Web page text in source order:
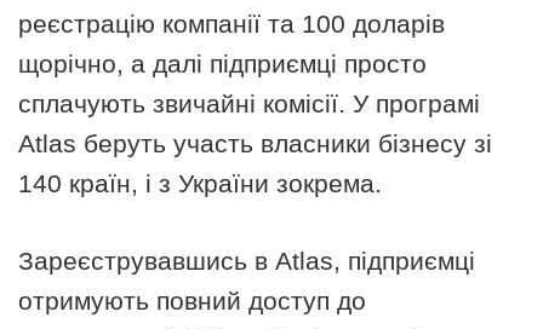
реєстрацію компанії та 100 доларів
щорічно, а далі підприємці просто
сплачують звичайні комісії. У програмі
Atlas беруть участь власники бізнесу зі
140 країн, і з України зокрема.
Зареєструвавшись в Atlas, підприємці
отримують повний доступ до